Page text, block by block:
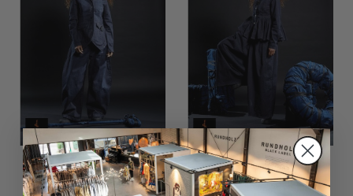
Taillierte Jeansjacke BLUE
EDGE von PLÜ in darkblue
Jeansjacke THE CIRCLE von
PLÜ in darkblue